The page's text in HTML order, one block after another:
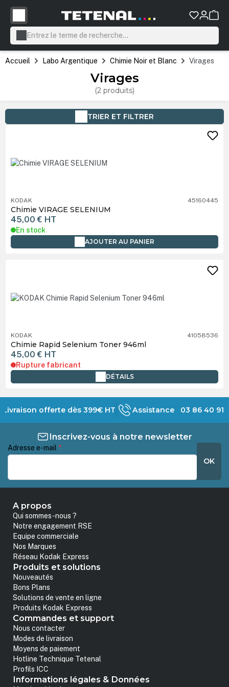
principal
Accueil Labo Argentique Chimie Noir et Blanc Virages
Virages
(2 produits)
TRIER ET FILTRER
KODAK 45160445
Chimie VIRAGE SELENIUM
45,00 € HT
En stock
AJOUTER AU PANIER
KODAK 41058536
Chimie Rapid Selenium Toner 946ml
45,00 € HT
Rupture fabricant
DÉTAILS
Livraison offerte dès 399€ HT Assistance 03 86 40 91
Inscrivez-vous à notre newsletter
Adresse e-mail *
OK
A propos
Qui sommes-nous ?
Notre engagement RSE
Equipe commerciale
Nos Marques
Réseau Kodak Express
Produits et solutions
Nouveautés
Bons Plans
Solutions de vente en ligne
Produits Kodak Express
Commandes et support
Nous contacter
Modes de livraison
Moyens de paiement
Hotline Technique Tetenal
Profils ICC
Informations légales & Données